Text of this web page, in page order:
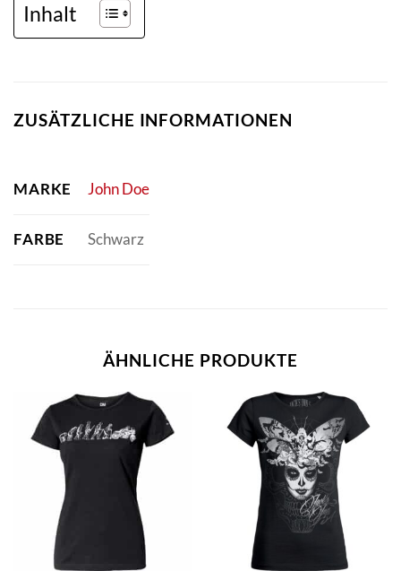
Inhalt
ZUSÄTZLICHE INFORMATIONEN
MARKE John Doe
FARBE Schwarz
ÄHNLICHE PRODUKTE